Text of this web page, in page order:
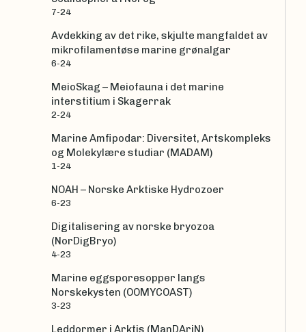
7-24
Avdekking av det rike, skjulte mangfaldet av
mikrofilamentøse marine grønalgar
6-24
MeioSkag – Meiofauna i det marine
interstitium i Skagerrak
2-24
Marine Amfipodar: Diversitet, Artskompleks
og Molekylære studiar (MADAM)
1-24
NOAH – Norske Arktiske Hydrozoer
6-23
Digitalisering av norske bryozoa
(NorDigBryo)
4-23
Marine eggsporesopper langs
Norskekysten (OOMYCOAST)
3-23
Leddormer i Arktis (ManDAriN)